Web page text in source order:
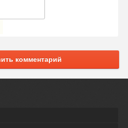
комментарий